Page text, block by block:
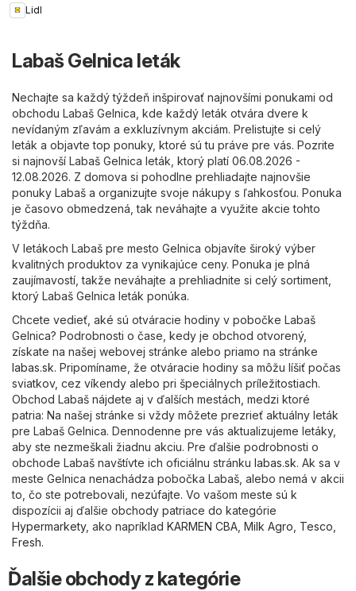
Lidl
Labaš Gelnica leták
Nechajte sa každý týždeň inšpirovať najnovšími ponukami od
obchodu Labaš Gelnica, kde každý leták otvára dvere k
nevídaným zľavám a exkluzívnym akciám. Prelistujte si celý
leták a objavte top ponuky, ktoré sú tu práve pre vás. Pozrite
si najnovší Labaš Gelnica leták, ktorý platí 06.08.2026 -
12.08.2026. Z domova si pohodlne prehliadajte najnovšie
ponuky Labaš a organizujte svoje nákupy s ľahkosťou. Ponuka
je časovo obmedzená, tak neváhajte a využite akcie tohto
týždňa.
V letákoch Labaš pre mesto Gelnica objavíte široký výber
kvalitných produktov za vynikajúce ceny. Ponuka je plná
zaujímavostí, takže neváhajte a prehliadnite si celý sortiment,
ktorý Labaš Gelnica leták ponúka.
Chcete vedieť, aké sú otváracie hodiny v pobočke Labaš
Gelnica? Podrobnosti o čase, kedy je obchod otvorený,
získate na našej webovej stránke alebo priamo na stránke
labas.sk. Pripomíname, že otváracie hodiny sa môžu líšiť počas
sviatkov, cez víkendy alebo pri špeciálnych príležitostiach.
Obchod Labaš nájdete aj v ďalších mestách, medzi ktoré
patria: Na našej stránke si vždy môžete prezrieť aktuálny leták
pre Labaš Gelnica. Dennodenne pre vás aktualizujeme letáky,
aby ste nezmeškali žiadnu akciu. Pre ďalšie podrobnosti o
obchode Labaš navštívte ich oficiálnu stránku labas.sk. Ak sa v
meste Gelnica nenachádza pobočka Labaš, alebo nemá v akcii
to, čo ste potrebovali, nezúfajte. Vo vašom meste sú k
dispozícii aj ďalšie obchody patriace do kategórie
Hypermarkety, ako napríklad KARMEN CBA Milk Agro Tesco
Fresh.
Ďalšie obchody z kategórie